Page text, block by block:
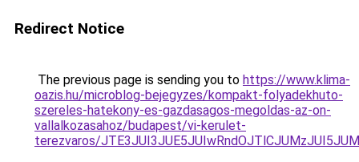
Redirect Notice
The previous page is sending you to https://www.klima-
oazis.hu/microblog-bejegyzes/kompakt-folyadekhuto-
szereles-hatekony-es-gazdasagos-megoldas-az-on-
vallalkozasahoz/budapest/vi-kerulet-
terezvaros/